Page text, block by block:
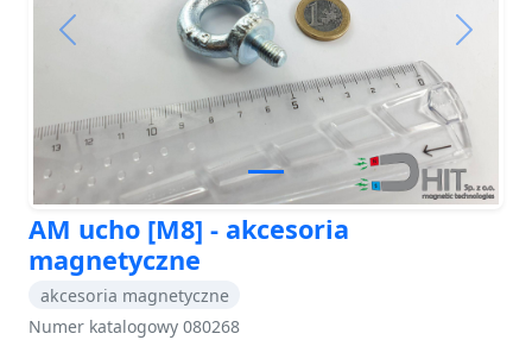
Previous Next
AM ucho [M8] - akcesoria
magnetyczne
akcesoria magnetyczne
Numer katalogowy 080268